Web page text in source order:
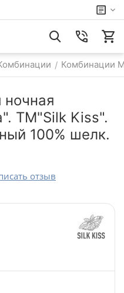
/ Комбинации
TM"Silk Kiss".
100% шелк.
отзыв